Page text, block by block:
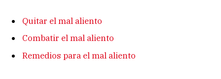
Quitar el mal aliento
Combatir el mal aliento
Remedios para el mal aliento